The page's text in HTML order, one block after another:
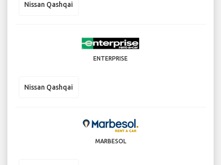
Nissan Qashqai
ENTERPRISE
Nissan Qashqai
MARBESOL